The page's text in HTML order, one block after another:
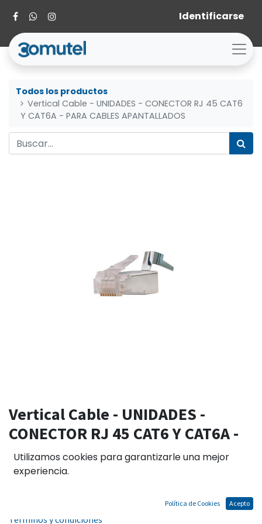
Identificarse
Todos los productos
Vertical Cable - UNIDADES - CONECTOR RJ 45 CAT6
Y CAT6A - PARA CABLES APANTALLADOS
Vertical Cable - UNIDADES -
CONECTOR RJ 45 CAT6 Y CAT6A -
PARA CABLES APANTALLADOS
Términos y condiciones
Utilizamos cookies para garantizarle una mejor
experiencia.
Política de Cookies Acepto